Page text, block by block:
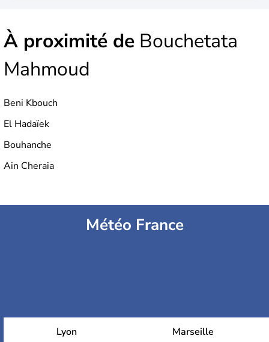
À proximité de Bouchetata
Mahmoud
Beni Kbouch
El Hadaïek
Bouhanche
Ain Cheraia
Météo France
Lyon Marseille